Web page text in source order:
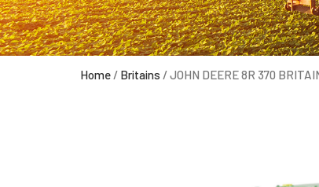
Home / Britains / JOHN DEERE 8R 370